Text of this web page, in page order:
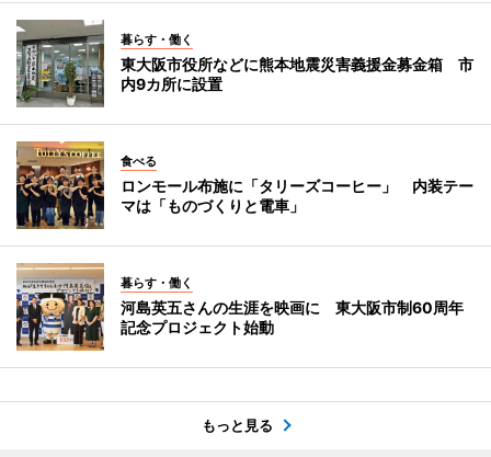
暮らす・働く
東大阪市役所などに熊本地震災害義援金募金箱 市
内9カ所に設置
食べる
ロンモール布施に「タリーズコーヒー」 内装テー
マは「ものづくりと電車」
暮らす・働く
河島英五さんの生涯を映画に 東大阪市制60周年
記念プロジェクト始動
もっと見る